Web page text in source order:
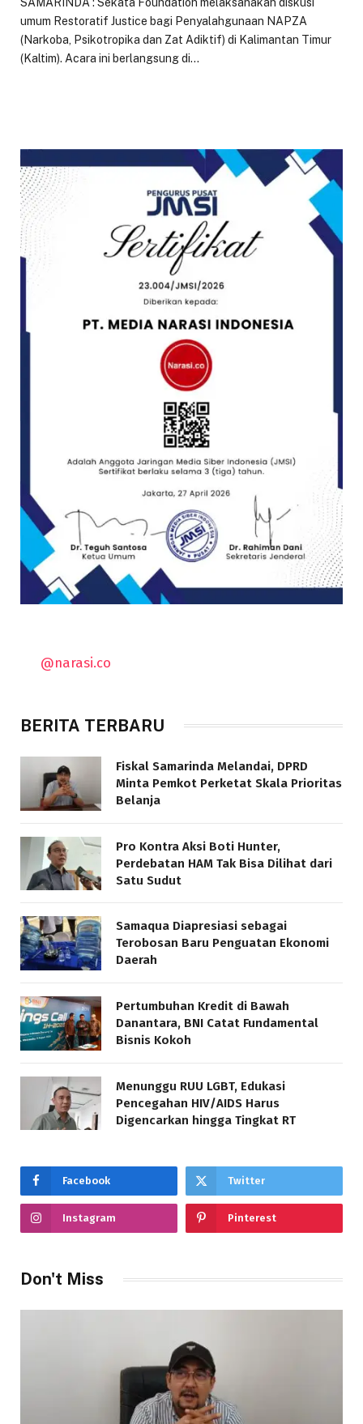
umum Restoratif Justice bagi Penyalahgunaan NAPZA
(Narkoba, Psikotropika dan Zat Adiktif) di Kalimantan Timur
(Kaltim). Acara ini berlangsung di…
@narasi.co
BERITA TERBARU
Fiskal Samarinda Melandai, DPRD
Minta Pemkot Perketat Skala Prioritas
Belanja
Pro Kontra Aksi Boti Hunter,
Perdebatan HAM Tak Bisa Dilihat dari
Satu Sudut
Samaqua Diapresiasi sebagai
Terobosan Baru Penguatan Ekonomi
Daerah
Pertumbuhan Kredit di Bawah
Danantara, BNI Catat Fundamental
Bisnis Kokoh
Menunggu RUU LGBT, Edukasi
Pencegahan HIV/AIDS Harus
Digencarkan hingga Tingkat RT
Facebook Twitter
Instagram Pinterest
Don't Miss